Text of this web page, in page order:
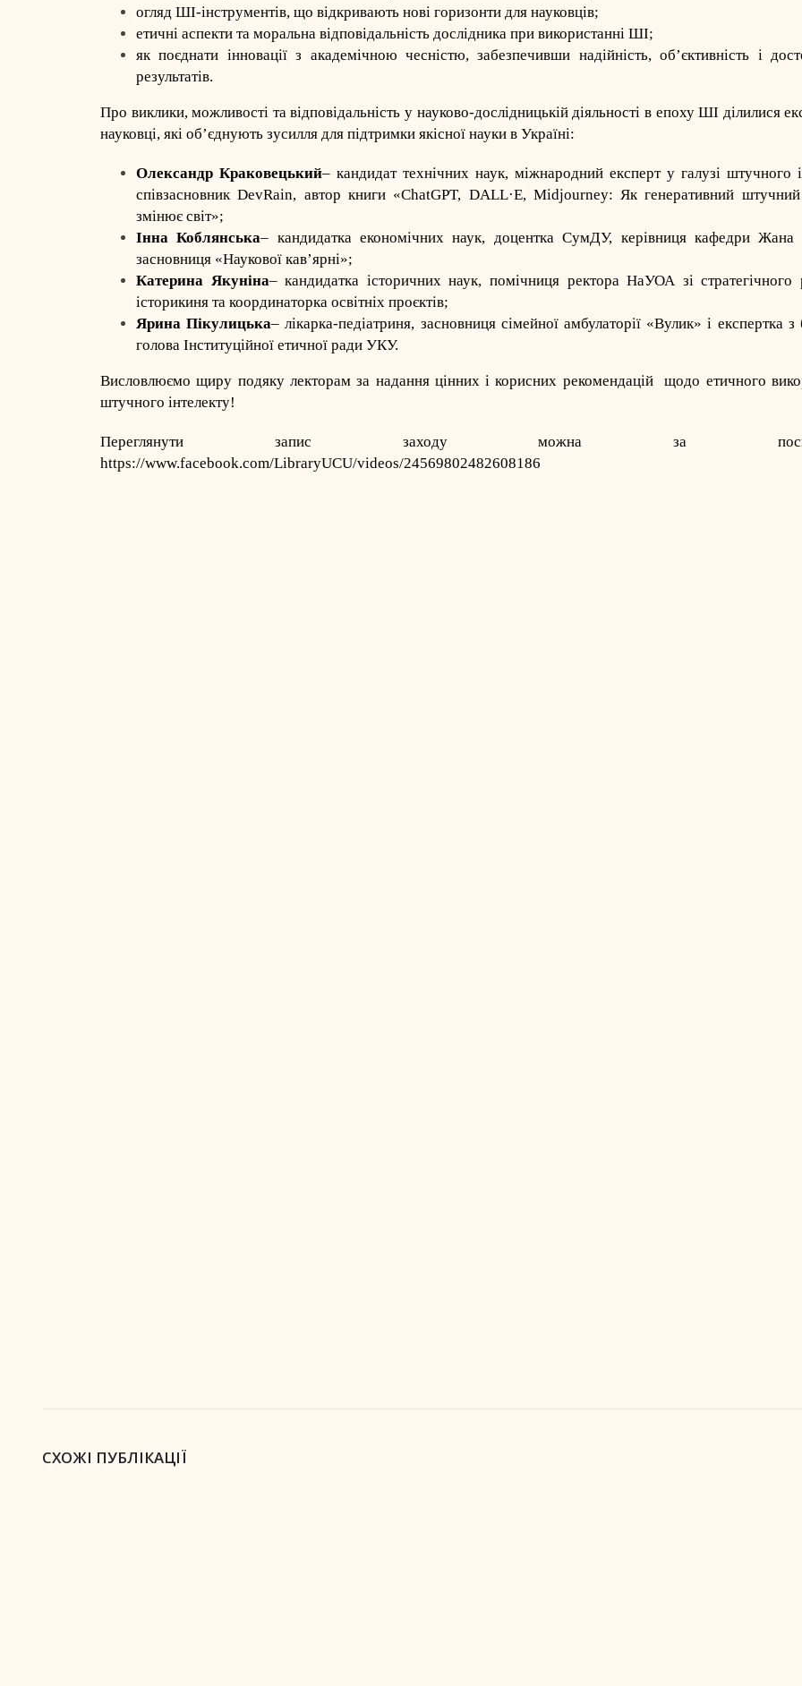
огляд ШІ-інструментів, що відкривають нові горизонти для науковців;
етичні аспекти та моральна відповідальність дослідника при використанні ШІ;
як поєднати інновації з академічною чесністю, забезпечивши надійність, об’єктивність і
результатів.
Про виклики, можливості та відповідальність у науково-дослідницькій діяльності в епоху ШІ ділилися
науковці, які об’єднують зусилля для підтримки якісної науки в Україні:
Олександр Краковецький– кандидат технічних наук, міжнародний експерт у галузі штучного
співзасновник DevRain, автор книги «ChatGPT, DALL·E, Midjourney: Як генеративний штучний
змінює світ»;
Інна Коблянська– кандидатка економічних наук, доцентка СумДУ, керівниця кафедри
засновниця «Наукової кав’ярні»;
Катерина Якуніна– кандидатка історичних наук, помічниця ректора НаУОА зі стратегічного
історикиня та координаторка освітніх проєктів;
Ярина Пікулицька– лікарка-педіатриня, засновниця сімейної амбулаторії «Вулик» і експертка з
голова Інституційної етичної ради УКУ.
Висловлюємо щиру подяку лекторам за надання цінних і корисних рекомендацій щодо етичного
штучного інтелекту!
Переглянути запис заходу можна за
https://www.facebook.com/LibraryUCU/videos/24569802482608186
СХОЖІ ПУБЛІКАЦІЇ